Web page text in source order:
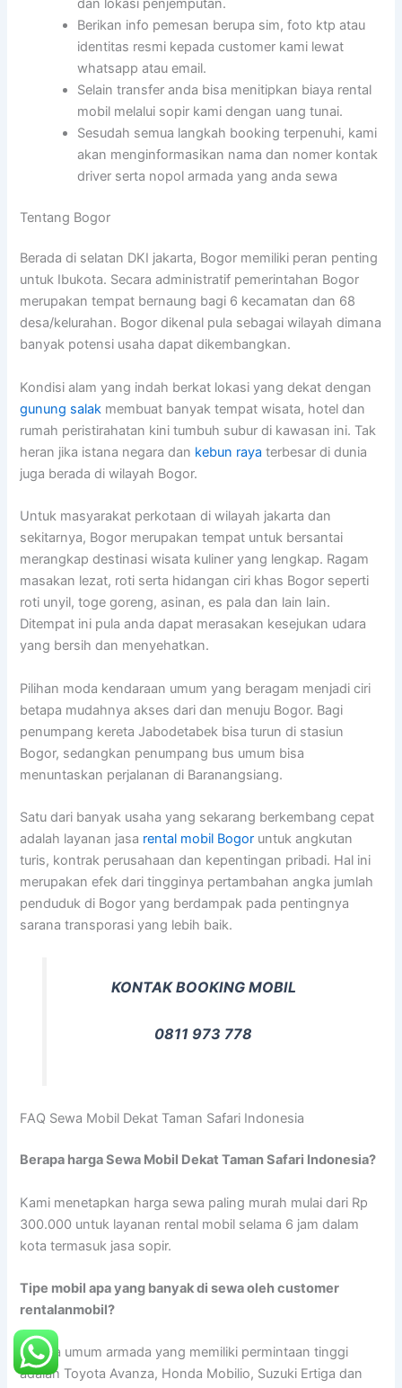
dan lokasi penjemputan.
Berikan info pemesan berupa sim, foto ktp atau
identitas resmi kepada customer kami lewat
whatsapp atau email.
Selain transfer anda bisa menitipkan biaya rental
mobil melalui sopir kami dengan uang tunai.
Sesudah semua langkah booking terpenuhi, kami
akan menginformasikan nama dan nomer kontak
driver serta nopol armada yang anda sewa
Tentang Bogor
Berada di selatan DKI jakarta, Bogor memiliki peran penting
untuk Ibukota. Secara administratif pemerintahan Bogor
merupakan tempat bernaung bagi 6 kecamatan dan 68
desa/kelurahan. Bogor dikenal pula sebagai wilayah dimana
banyak potensi usaha dapat dikembangkan.
Kondisi alam yang indah berkat lokasi yang dekat dengan
gunung salak membuat banyak tempat wisata, hotel dan
rumah peristirahatan kini tumbuh subur di kawasan ini. Tak
heran jika istana negara dan kebun raya terbesar di dunia
juga berada di wilayah Bogor.
Untuk masyarakat perkotaan di wilayah jakarta dan
sekitarnya, Bogor merupakan tempat untuk bersantai
merangkap destinasi wisata kuliner yang lengkap. Ragam
masakan lezat, roti serta hidangan ciri khas Bogor seperti
roti unyil, toge goreng, asinan, es pala dan lain lain.
Ditempat ini pula anda dapat merasakan kesejukan udara
yang bersih dan menyehatkan.
Pilihan moda kendaraan umum yang beragam menjadi ciri
betapa mudahnya akses dari dan menuju Bogor. Bagi
penumpang kereta Jabodetabek bisa turun di stasiun
Bogor, sedangkan penumpang bus umum bisa
menuntaskan perjalanan di Baranangsiang.
Satu dari banyak usaha yang sekarang berkembang cepat
adalah layanan jasa rental mobil Bogor untuk angkutan
turis, kontrak perusahaan dan kepentingan pribadi. Hal ini
merupakan efek dari tingginya pertambahan angka jumlah
penduduk di Bogor yang berdampak pada pentingnya
sarana transporasi yang lebih baik.
KONTAK BOOKING MOBIL
0811 973 778
FAQ Sewa Mobil Dekat Taman Safari Indonesia
Berapa harga Sewa Mobil Dekat Taman Safari Indonesia?
Kami menetapkan harga sewa paling murah mulai dari Rp
300.000 untuk layanan rental mobil selama 6 jam dalam
kota termasuk jasa sopir.
Tipe mobil apa yang banyak di sewa oleh customer
rentalanmobil?
Secara umum armada yang memiliki permintaan tinggi
adalah Toyota Avanza, Honda Mobilio, Suzuki Ertiga dan